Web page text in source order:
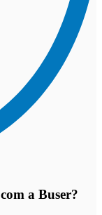
com a Buser?